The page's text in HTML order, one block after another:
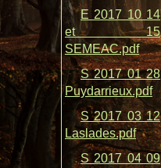
E 2017 10 14
et 15
SEMEAC.pdf
S 2017 01 28
Puydarrieux.pdf
S 2017 03 12
Laslades.pdf
S 2017 04 09